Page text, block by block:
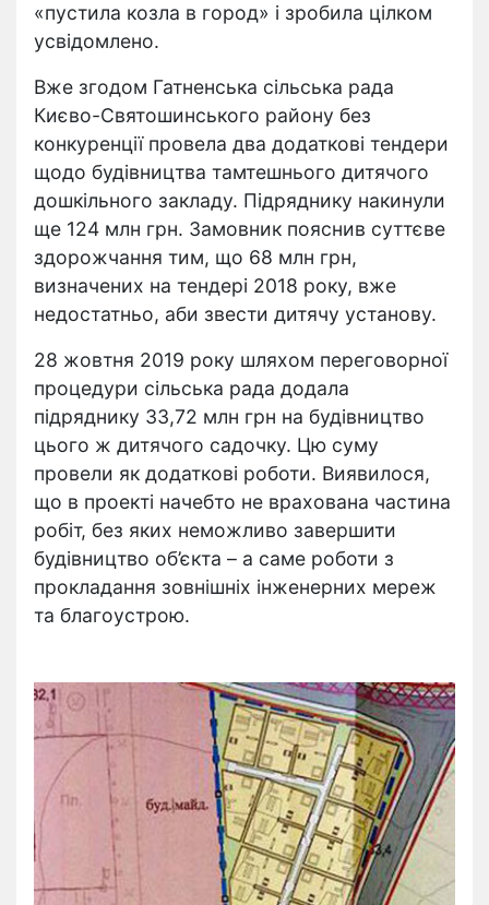
«пустила козла в город» і зробила цілком
усвідомлено.
Вже згодом Гатненська сільська рада
Києво-Святошинського району без
конкуренції провела два додаткові тендери
щодо будівництва тамтешнього дитячого
дошкільного закладу. Підряднику накинули
ще 124 млн грн. Замовник пояснив суттєве
здорожчання тим, що 68 млн грн,
визначених на тендері 2018 року, вже
недостатньо, аби звести дитячу установу.
28 жовтня 2019 року шляхом переговорної
процедури сільська рада додала
підряднику 33,72 млн грн на будівництво
цього ж дитячого садочку. Цю суму
провели як додаткові роботи. Виявилося,
що в проекті начебто не врахована частина
робіт, без яких неможливо завершити
будівництво об’єкта – а саме роботи з
прокладання зовнішніх інженерних мереж
та благоустрою.